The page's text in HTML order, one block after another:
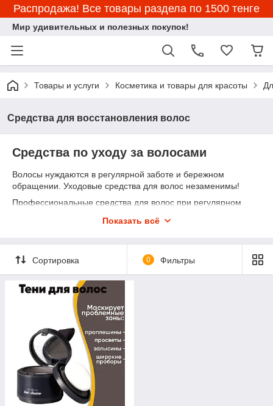
Распродажа! Все товары раздела по 1500 тенге
Мир удивительных и полезных покупок!
Товары и услуги Косметика и товары для красоты
Средства для восстановления волос
Cредства по уходу за волосами
Волосы нуждаются в регулярной заботе и бережном
обращении. Уходовые средства для волос незаменимы!
Профессиональные средства для волос при регулярном
Волосы приобретают здоровый блеск и силу,
Нивелируется негативное воздействие окружающей
среды на волосы и кожу головы.
Купить косметические продукты по уходу за волосами очень
легко. Вы можете приобрести их на нашем сайте,
ориентируясь по рейтингу продуктов в каталоге. Вся
продукция находится в наличии в Алматы, также наш
интернет осуществляет доставку товаров по всей территории
Казахстана.
Подробнее: https://mir-pokupok-beauty.kz/g3437332-sredstva-
dlya-vosstanovleniya
Показать всё
Сортировка 0 Фильтры